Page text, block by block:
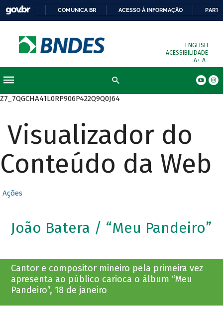
COMUNICA BR ACESSO À INFORMAÇÃO
ENGLISH
ACESSIBILIDADE
A+ A-
Z7_7QGCHA41L0RP906P422Q9Q0J64
Visualizador do
Conteúdo da Web
Ações
João Batera / “Meu Pandeiro”
Cantor e compositor mineiro pela primeira vez
apresenta ao público carioca o álbum “Meu
Pandeiro”, 18 de janeiro